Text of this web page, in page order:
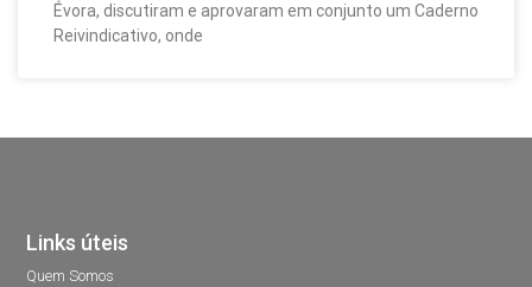
Évora, discutiram e aprovaram em conjunto um Caderno
Reivindicativo, onde
Links úteis
Quem Somos